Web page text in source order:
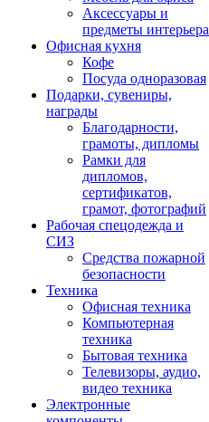
Аксессуары и
предметы интерьера
Офисная кухня
Кофе
Посуда одноразовая
Подарки, сувениры,
награды
Благодарности,
грамоты, дипломы
Рамки для
дипломов,
сертификатов,
грамот, фотографий
Рабочая спецодежда и
СИЗ
Средства пожарной
безопасности
Техника
Офисная техника
Компьютерная
техника
Бытовая техника
Телевизоры, аудио,
видео техника
Электронные